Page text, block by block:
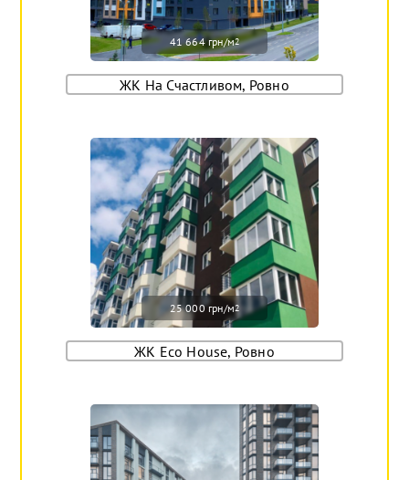
41 664 грн/м2
ЖК На Счастливом, Ровно
25 000 грн/м2
ЖК Eco House, Ровно